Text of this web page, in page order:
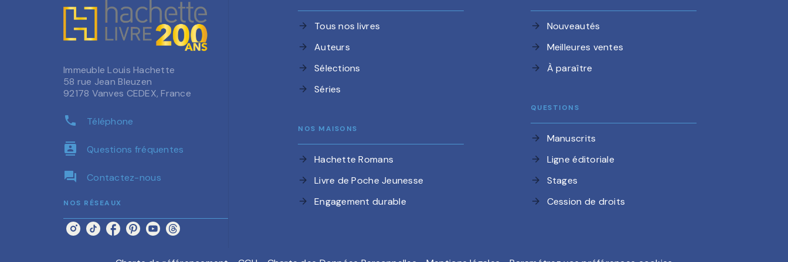
Immeuble Louis Hachette
58 rue Jean Bleuzen
92178 Vanves CEDEX, France
phone Téléphone
contacts Questions fréquentes
question_answer Contactez-nous
NOS RÉSEAUX
arrow_forward Tous nos livres
arrow_forward Auteurs
arrow_forward Sélections
arrow_forward Séries
NOS MAISONS
arrow_forward Hachette Romans
arrow_forward Livre de Poche Jeunesse
arrow_forward Engagement durable
arrow_forward Nouveautés
arrow_forward Meilleures ventes
arrow_forward À paraître
QUESTIONS
arrow_forward Manuscrits
arrow_forward Ligne éditoriale
arrow_forward Stages
arrow_forward Cession de droits